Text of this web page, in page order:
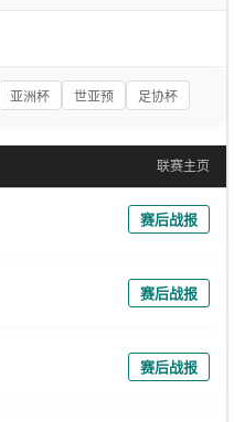
亚洲杯 世亚预 足协杯
联赛主页
赛后战报
赛后战报
赛后战报